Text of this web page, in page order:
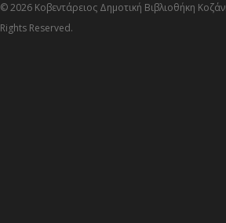
© 2026 Κοβεντάρειος Δημοτική Βιβλιοθήκη
Rights Reserved.